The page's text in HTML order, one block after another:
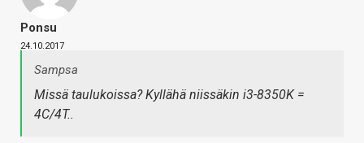
Ponsu
24.10.2017
Sampsa
Missä taulukoissa? Kyllähä niissäkin i3-8350K =
4C/4T..